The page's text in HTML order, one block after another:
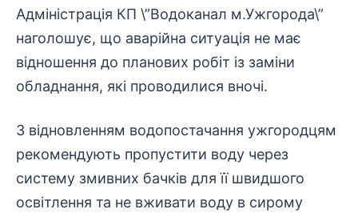
Адміністрація КП \”Водоканал м.Ужгорода\”
наголошує, що аварійна ситуація не має
відношення до планових робіт із заміни
обладнання, які проводилися вночі.
З відновленням водопостачання ужгородцям
рекомендують пропустити воду через
систему змивних бачків для її швидшого
освітлення та не вживати воду в сирому